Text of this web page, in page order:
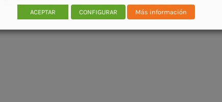
ACEPTAR CONFIGURAR Más información